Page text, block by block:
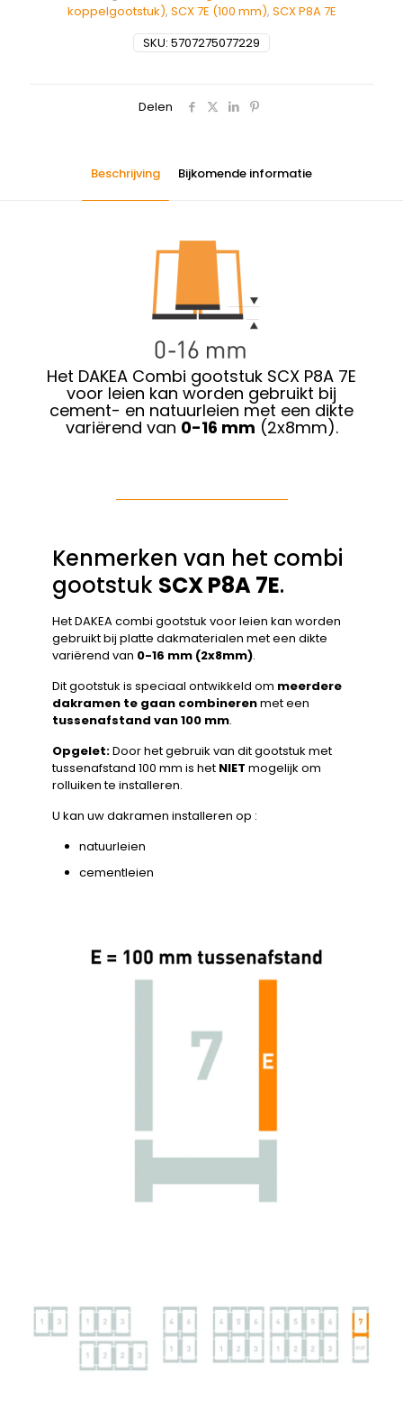
SKU: 5707275077229
koppelgootstuk), SCX 7E (100 mm), SCX P8A 7E
Delen
Beschrijving Bijkomende informatie
Het DAKEA Combi gootstuk SCX P8A 7E
voor leien kan worden gebruikt bij
cement- en natuurleien met een dikte
variërend van 0-16 mm (2x8mm).
Kenmerken van het combi
gootstuk SCX P8A 7E.
Het DAKEA combi gootstuk voor leien kan worden
gebruikt bij platte dakmaterialen met een dikte
variërend van 0-16 mm (2x8mm).
Dit gootstuk is speciaal ontwikkeld om meerdere
dakramen te gaan combinerenmet een
tussenafstand van 100 mm.
Opgelet:Door het gebruik van dit gootstuk met
tussenafstand 100 mm is het NIET mogelijk om
rolluiken te installeren.
U kan uw dakramen installeren op :
natuurleien
cementleien